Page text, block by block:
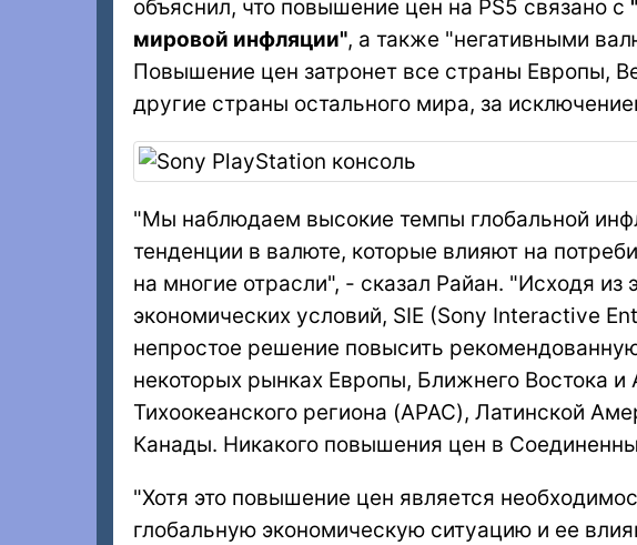
объяснил, что повышение цен на PS5 связано с
мировой инфляции", а также "негативными
Повышение цен затронет все страны Европы,
другие страны остального мира, за
"Мы наблюдаем высокие темпы глобальной
тенденции в валюте, которые влияют на
на многие отрасли", - сказал Райан. "Исходя из
экономических условий, SIE (Sony Interactive
непростое решение повысить
некоторых рынках Европы, Ближнего Востока и
Тихоокеанского региона (APAC), Латинской
Канады. Никакого повышения цен в
"Хотя это повышение цен является
глобальную экономическую ситуацию и ее